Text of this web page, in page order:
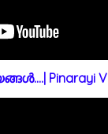
Pinarayi